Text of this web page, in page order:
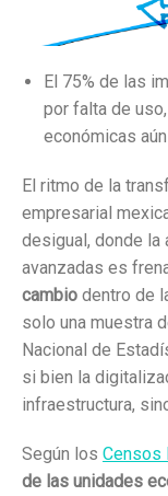
El 75% de las
por falta de
económicas
El ritmo de la
empresarial
desigual, donde la
avanzadas es
cambio dentro de
solo una muestra
Nacional de
si bien la
infraestructura,
Según los Censos
de las unidades